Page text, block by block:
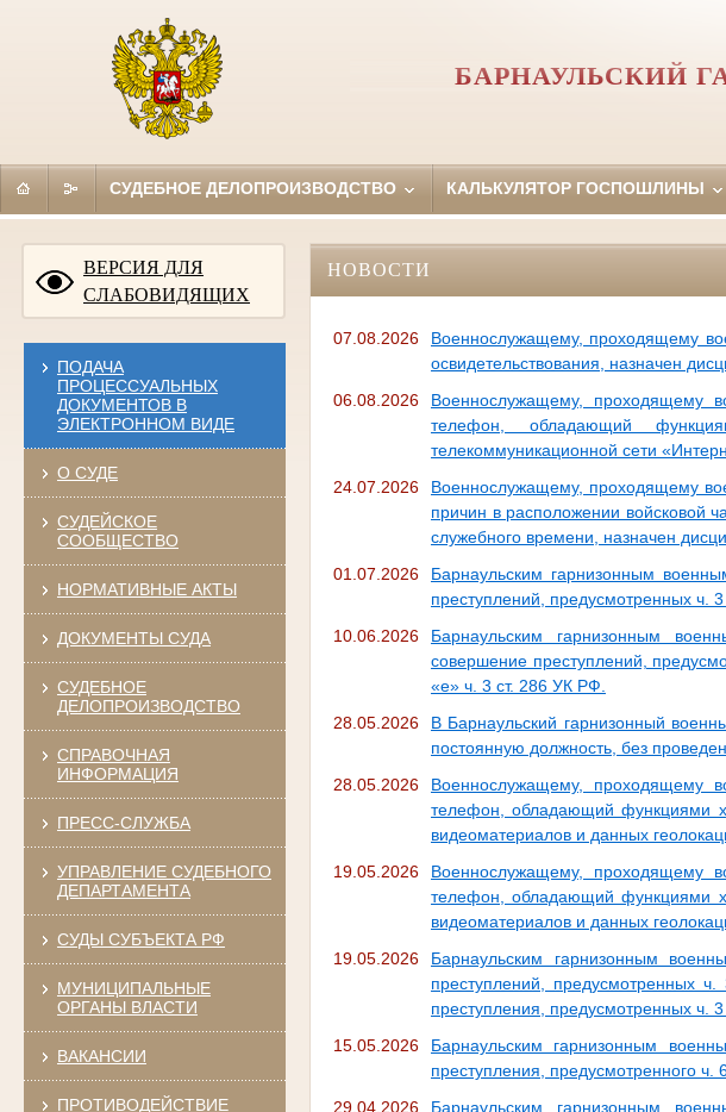
БАРНАУЛЬСКИЙ
СУДЕБНОЕ ДЕЛОПРОИЗВОДСТВО КАЛЬКУЛЯТОР ГОСПОШЛИНЫ
ВЕРСИЯ ДЛЯ
СЛАБОВИДЯЩИХ
ПОДАЧА
ПРОЦЕССУАЛЬНЫХ
ДОКУМЕНТОВ В
ЭЛЕКТРОННОМ ВИДЕ
О СУДЕ
СУДЕЙСКОЕ
СООБЩЕСТВО
НОРМАТИВНЫЕ АКТЫ
ДОКУМЕНТЫ СУДА
СУДЕБНОЕ
ДЕЛОПРОИЗВОДСТВО
СПРАВОЧНАЯ
ИНФОРМАЦИЯ
ПРЕСС-СЛУЖБА
УПРАВЛЕНИЕ СУДЕБНОГО
ДЕПАРТАМЕНТА
СУДЫ СУБЪЕКТА РФ
МУНИЦИПАЛЬНЫЕ
ОРГАНЫ ВЛАСТИ
ВАКАНСИИ
ПРОТИВОДЕЙСТВИЕ
НОВОСТИ
07.08.2026
Военнослужащему, проходящему
освидетельствования, назначен
06.08.2026
Военнослужащему, проходящему
телефон, обладающий
телекоммуникационной сети
24.07.2026
Военнослужащему, проходящему
причин в расположении войсковой
служебного времени, назначен
01.07.2026
Барнаульским гарнизонным
преступлений, предусмотренных ч.
10.06.2026
Барнаульским гарнизонным
совершение преступлений,
«е» ч. 3 ст. 286 УК РФ.
28.05.2026
В Барнаульский гарнизонный
постоянную должность, без
28.05.2026
Военнослужащему, проходящему
телефон, обладающий функциями
видеоматериалов и данных
19.05.2026
Военнослужащему, проходящему
телефон, обладающий функциями
видеоматериалов и данных
19.05.2026
Барнаульским гарнизонным
преступлений, предусмотренных
преступления, предусмотренных ч.
15.05.2026
Барнаульским гарнизонным
преступления, предусмотренного ч.
29.04.2026
Барнаульским гарнизонным